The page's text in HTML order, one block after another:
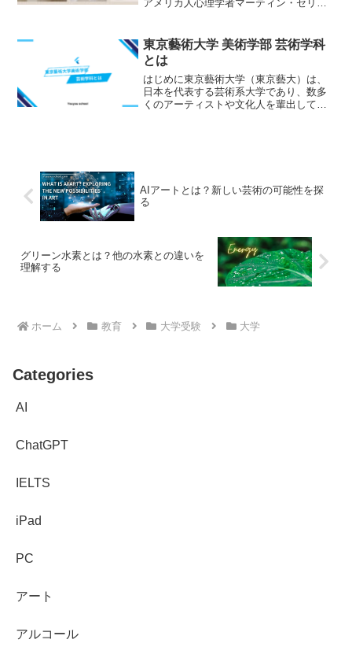
アメリカ人心理学者マーティン・セリン
と幸せである、とするもので、頭文字を
とって「PERMA...
東京藝術大学 美術学部 芸術学科
とは
はじめに東京藝術大学（東京藝大）は、
日本を代表する芸術系大学であり、数多
くのアーティストや文化人を輩出してい
AIアートとは？新しい芸術の可能性を探
る
グリーン水素とは？他の水素との違いを
理解する
ホーム 教育 大学受験 大学
Categories
AI
ChatGPT
IELTS
iPad
PC
アート
アルコール